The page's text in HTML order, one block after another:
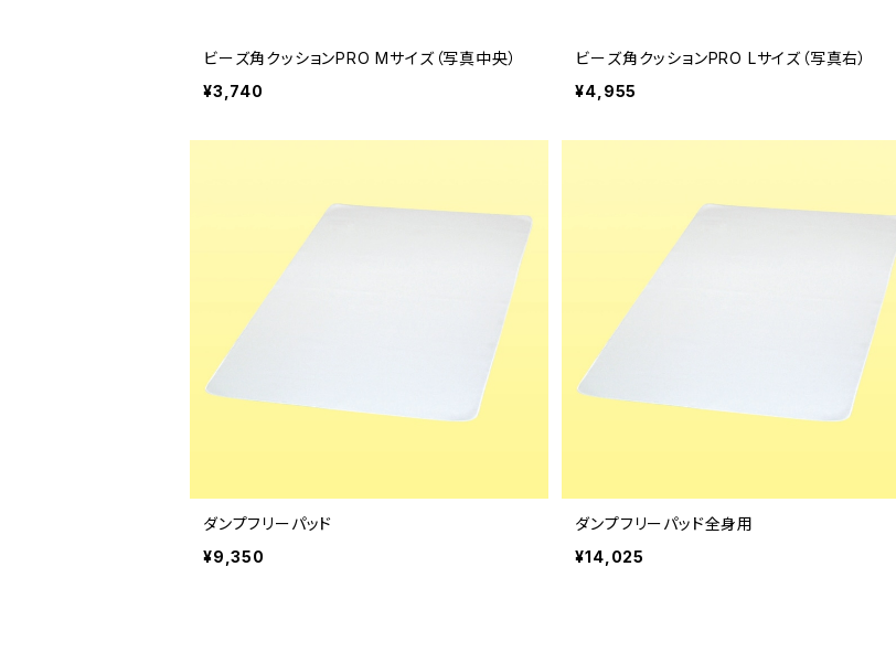
ビーズ角クッションPRO Mサイズ（写真中央）
¥3,740
ビーズ角クッションPRO Lサイズ（写真右）
¥4,955
ダンプフリーパッド
¥9,350
ダンプフリーパッド全身用
¥14,025